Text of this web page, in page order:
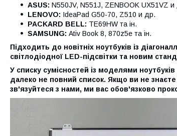
ASUS: N550JV, N551J, ZENBOOK UX51VZ и
LENOVO: IdeaPad G50-70, Z510 и др.
PACKARD BELL: TE69HW та ін.
SAMSUNG: Ativ Book 8, 870z5e та ін.
Підходить до новітніх ноутбуків із
світлодіодної LED-підсвітки та новим
У списку сумісностей із моделями
далеко не повний список. Якщо ви не
зв'язуйтеся з нами, ми вас обов'язково